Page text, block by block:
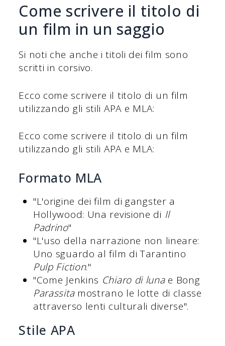
Come scrivere il titolo di
un film in un saggio
Si noti che anche i titoli dei film sono
scritti in corsivo.
Ecco come scrivere il titolo di un film
utilizzando gli stili APA e MLA:
Ecco come scrivere il titolo di un film
utilizzando gli stili APA e MLA:
Formato MLA
"L'origine dei film di gangster a
Hollywood: Una revisione di Il
Padrino"
"L'uso della narrazione non lineare:
Uno sguardo al film di Tarantino
Pulp Fiction."
"Come Jenkins Chiaro di lunae Bong
Parassitamostrano le lotte di classe
attraverso lenti culturali diverse".
Stile APA